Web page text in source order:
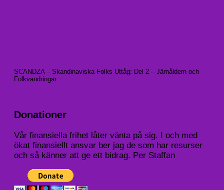
SCANDZA – Skandinaviska Folks Uttåg: Del 2 – Järnåldern och
Folkvandringar
Donationer
Vår finansiella frihet låter vänta på sig. I och med
ökat finansiellt ansvar ber jag de som har resurser
och så känner att ge ett bidrag. Per Staffan